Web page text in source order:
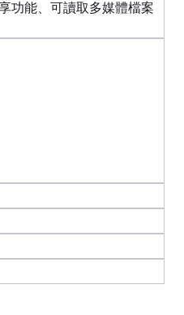
功能、可讀取多媒體檔案